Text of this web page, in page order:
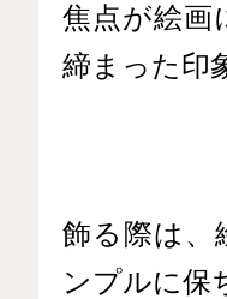
焦点が絵画
締まった印
飾る際は、
ンプルに保